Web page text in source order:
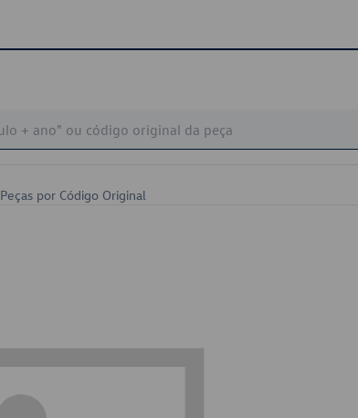
Peças por Código Original